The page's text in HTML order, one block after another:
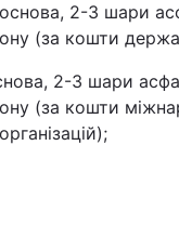
2-3 шари
(за кошти
2-3 шари
(за кошти